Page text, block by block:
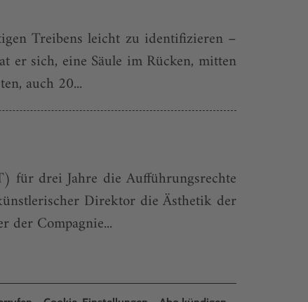
Treibens leicht zu identifizieren –
er sich, eine Säule im Rücken, mitten
auch 20...
für drei Jahre die Aufführungsrechte
Direktor die Ästhetik der
der Compagnie...